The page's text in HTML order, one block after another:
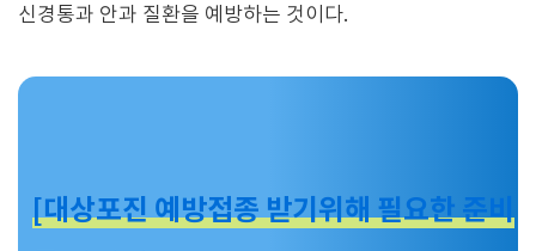
신경통과 안과 질환을 예방하는 것이다.
[대상포진 예방접종 받기위해 필요한 준비